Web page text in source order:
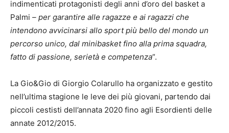
indimenticati protagonisti degli anni d’oro del basket a
Palmi – per garantire alle ragazze e ai ragazzi che
intendono avvicinarsi allo sport più bello del mondo un
percorso unico, dal minibasket fino alla prima squadra,
fatto di passione, serietà e competenza”.
La Gio&Gio di Giorgio Colarullo ha organizzato e gestito
nell’ultima stagione le leve dei più giovani, partendo dai
piccoli cestisti dell’annata 2020 fino agli Esordienti delle
annate 2012/2015.